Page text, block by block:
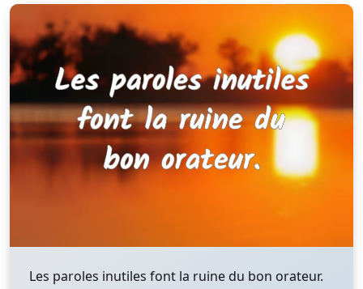
Les paroles inutiles font la ruine du bon orateur.